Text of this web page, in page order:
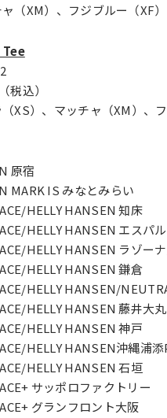
（XM）、フジブルー（XF）
Tee
税込）
XS）、マッチャ（XM）、
原宿
MARK IS みなとみらい
HELLY HANSEN 知床
HELLY HANSEN エスパ
HELLY HANSEN ラゾー
HELLY HANSEN 鎌倉
HELLY HANSEN/
HELLY HANSEN 藤井大丸
HELLY HANSEN 神戸
HELLY HANSEN沖縄浦添
HELLY HANSEN 石垣
サッポロファクトリー
グランフロント大阪